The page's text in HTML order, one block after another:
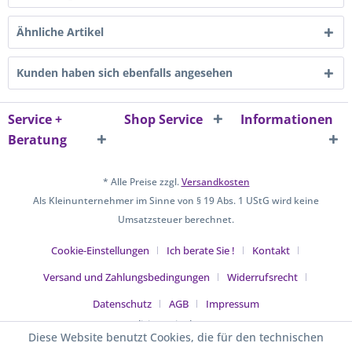
Ähnliche Artikel
Kunden haben sich ebenfalls angesehen
Service +
Beratung
Shop Service Informationen
* Alle Preise zzgl.Versandkosten
Als Kleinunternehmer im Sinne von § 19 Abs. 1 UStG wird keine
Umsatzsteuer berechnet.
Cookie-Einstellungen Ich berate Sie !
Kontakt
Versand und Zahlungsbedingungen
Widerrufsrecht
Datenschutz
AGB
Impressum
Realisiert mit Shopware
Diese Website benutzt Cookies, die für den technischen